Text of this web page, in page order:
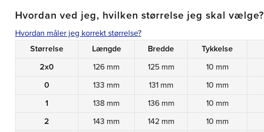
Hvordan ved jeg, hvilken størrelse jeg skal vælge?
Hvordan måler jeg korrekt størrelse?
Størrelse
Længde Bredde Tykkelse
2x0
126 mm 125 mm 10 mm
0
133 mm 131 mm 10 mm
1
138 mm 136 mm 10 mm
2
143 mm 142 mm 10 mm